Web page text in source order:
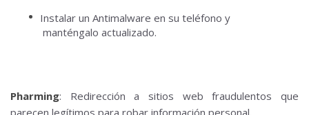
Instalar un Antimalware en su teléfono y
manténgalo actualizado.
Pharming: Redirección a sitios web fraudulentos que
parecen legítimos para robar información personal.